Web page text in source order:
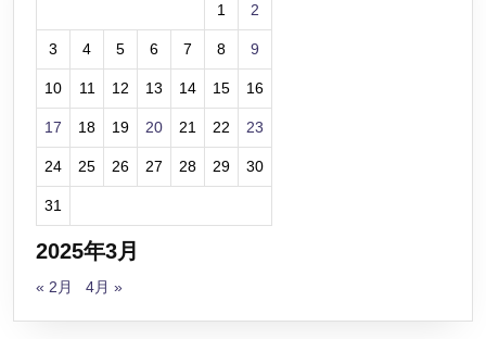
2025年3月
1 2
3 4 5 6 7 8 9
10 11 12 13 14 15 16
17 18 19 20 21 22 23
24 25 26 27 28 29 30
31
« 2月 4月 »